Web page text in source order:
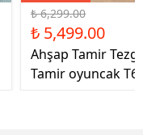
₺ 6,299.00
₺ 5,499.00
Ahşap Tamir
Tamir oyuncak